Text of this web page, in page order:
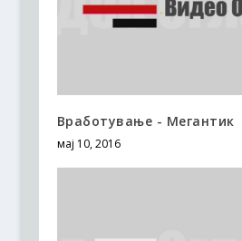
Вработување - Мегантик
мај 10, 2016